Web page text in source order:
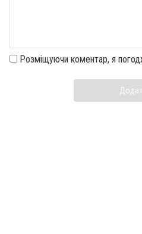
Розміщуючи коментар, я